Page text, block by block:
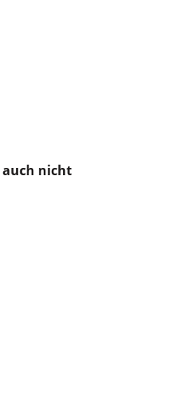
auch nicht